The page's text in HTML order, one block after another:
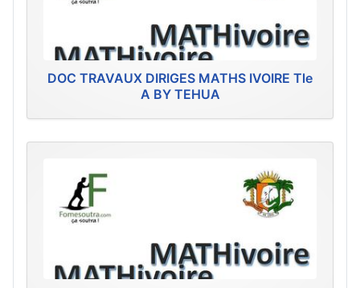
DOC TRAVAUX DIRIGES MATHS IVOIRE Tle
A BY TEHUA